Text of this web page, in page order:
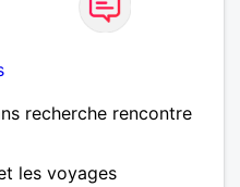
recherche rencontre
les voyages